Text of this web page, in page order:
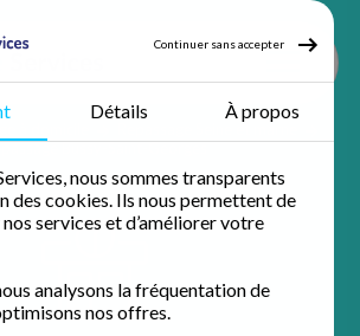
Continuer sans accepter
Détails À propos
nous sommes transparents
des cookies. Ils nous permettent de
services et d’améliorer votre
analysons la fréquentation de
nos offres.
Bussy-Saint-Georges